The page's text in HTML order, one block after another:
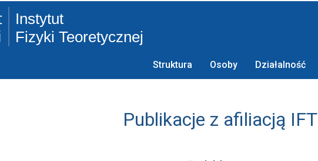
Instytut
Fizyki Teoretycznej
Struktura Osoby Działalność
Publikacje z afiliacją IFT